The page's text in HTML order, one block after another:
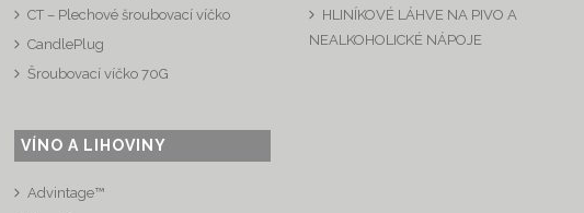
CT – Plechové šroubovací víčko
CandlePlug
Šroubovací víčko 70G
VÍNO A LIHOVINY
Advintage™
HLINÍKOVÉ LÁHVE NA PIVO A
NEALKOHOLICKÉ NÁPOJE